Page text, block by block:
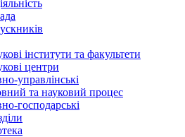
інститути та факультети
центри
управлінські
та науковий процес
господарські